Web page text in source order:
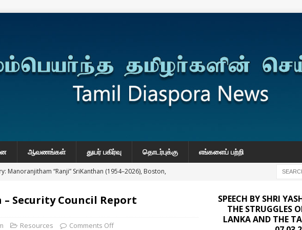
ஆவணங்கள் துயர் பகிர்வு தொடர்புக்கு எங்களைப் பற்றி
Manoranjitham “Ranji” SriKanthan (1954–2026), Boston,
Daily Habits That May Increase Colon Cancer Risk
Security Council Report
Resources Comments Off
SPEECH BY SHRI
THE STRUGGLES
LANKA AND THE